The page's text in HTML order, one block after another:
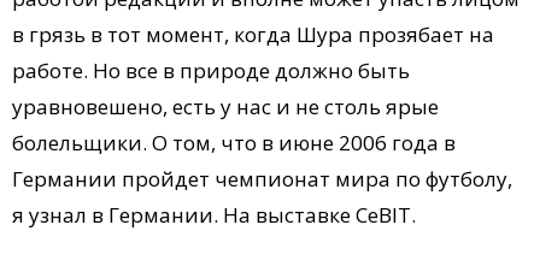
в грязь в тот момент, когда Шура прозябает на
работе. Но все в природе должно быть
уравновешено, есть у нас и не столь ярые
болельщики. О том, что в июне 2006 года в
Германии пройдет чемпионат мира по футболу,
я узнал в Германии. На выставке CeBIT.